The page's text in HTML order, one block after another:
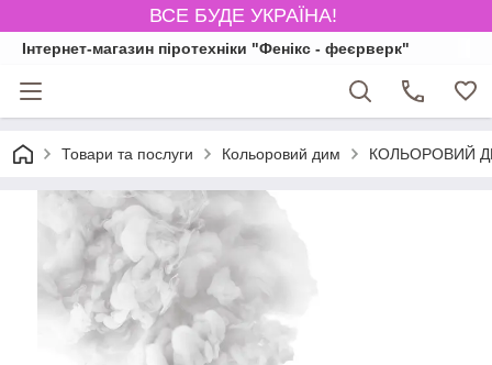
ВСЕ БУДЕ УКРАЇНА!
Інтернет-магазин піротехніки "Фенікс - феєрверк"
Товари та послуги Кольоровий дим КОЛЬОРОВИЙ